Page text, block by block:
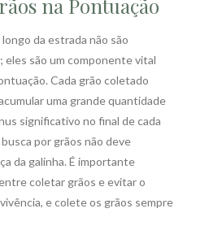
na Pontuação
da estrada não são
são um componente vital
Cada grão coletado
uma grande quantidade
significativo no final de cada
por grãos não deve
da galinha. É importante
coletar grãos e evitar o
e colete os grãos sempre